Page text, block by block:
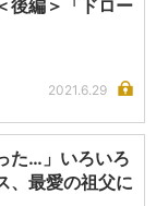
後編＞「ドロー
2021.6.29
た…」いろいろ
、最愛の祖父に